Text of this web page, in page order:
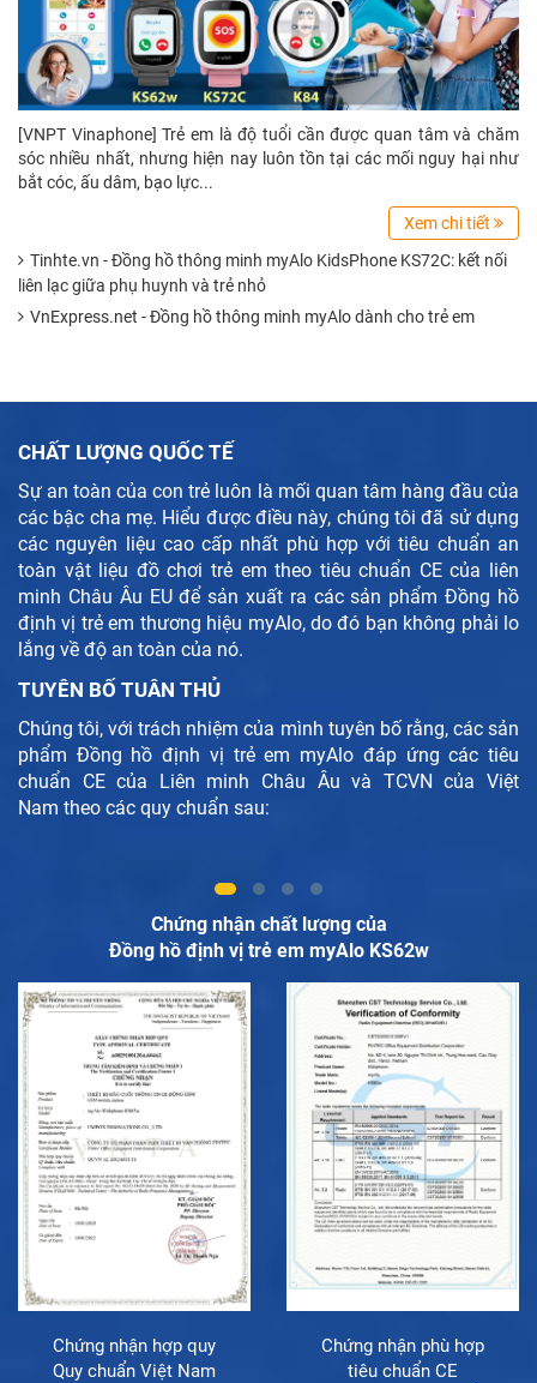
[VNPT Vinaphone] Trẻ em là độ tuổi cần được quan tâm và chăm
sóc nhiều nhất, nhưng hiện nay luôn tồn tại các mối nguy hại như
bắt cóc, ấu dâm, bạo lực...
Xem chi tiết
Tinhte.vn - Đồng hồ thông minh myAlo KidsPhone KS72C: kết nối
liên lạc giữa phụ huynh và trẻ nhỏ
VnExpress.net - Đồng hồ thông minh myAlo dành cho trẻ em
CHẤT LƯỢNG QUỐC TẾ
Sự an toàn của con trẻ luôn là mối quan tâm hàng đầu của
các bậc cha mẹ. Hiểu được điều này, chúng tôi đã sử dụng
các nguyên liệu cao cấp nhất phù hợp với tiêu chuẩn an
toàn vật liệu đồ chơi trẻ em theo tiêu chuẩn CE của liên
minh Châu Âu EU để sản xuất ra các sản phẩm Đồng hồ
định vị trẻ em thương hiệu myAlo, do đó bạn không phải lo
lắng về độ an toàn của nó.
TUYÊN BỐ TUÂN THỦ
Chúng tôi, với trách nhiệm của mình tuyên bố rằng, các sản
phẩm Đồng hồ định vị trẻ em myAlo đáp ứng các tiêu
chuẩn CE của Liên minh Châu Âu và TCVN của Việt
Nam theo các quy chuẩn sau:
Chứng nhận chất lượng của
Đồng hồ định vị trẻ em myAlo KS62w
Chứng nhận hợp quy
Quy chuẩn Việt Nam
Chứng nhận phù hợp
tiêu chuẩn CE